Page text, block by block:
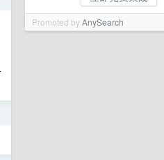
Promoted byAnySearch